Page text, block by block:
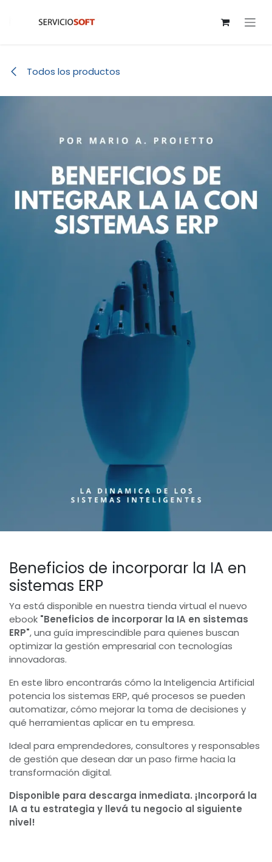
Todos los productos
Beneficios de incorporar la IA en
sistemas ERP
Ya está disponible en nuestra tienda virtual el nuevo
ebook "Beneficios de incorporar la IA en sistemas
ERP", una guía imprescindible para quienes buscan
optimizar la gestión empresarial con tecnologías
innovadoras.
En este libro encontrarás cómo la Inteligencia Artificial
potencia los sistemas ERP, qué procesos se pueden
automatizar, cómo mejorar la toma de decisiones y
qué herramientas aplicar en tu empresa.
Ideal para emprendedores, consultores y responsables
de gestión que desean dar un paso firme hacia la
transformación digital.
Disponible para descarga inmediata. ¡Incorporá la
IA a tu estrategia y llevá tu negocio al siguiente
nivel!